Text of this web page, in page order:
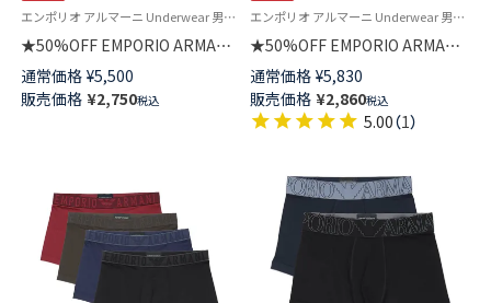
エンポリオ アルマーニ Underwear 男性 アンダーウェア下着 パンツ ブランド
★50%OFF EMPORIO ARMANI
ボクサーブリーフパンツ
【S/M/L】 前閉じ EUサイズ メン
ズ 54059942
通常価格 ¥5,500
販売価格 ¥2,750税込
エンポリオ アルマーニ Underwear 男性 アンダーウェア 紳士 下着
★50%OFF EMPORIO ARMANI
SOFT MODAL TRUNK ソフト モ
ダール ボクサーパンツ 【S/M/L】
前閉じ EUサイズ メンズ
54059881
通常価格 ¥5,830
販売価格 ¥2,860税込
5.00（1）